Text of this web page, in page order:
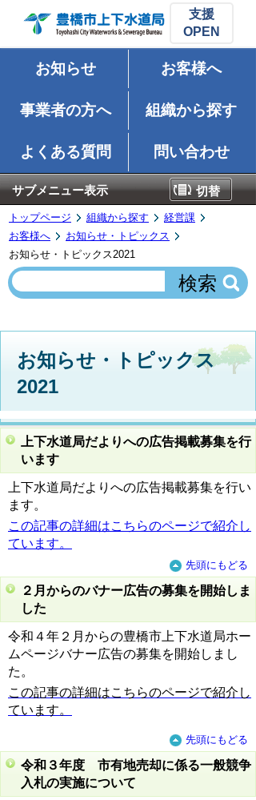
支援
お知らせ お客様へ
事業者の方へ 組織から探す
よくある質問 問い合わせ
サブメニュー表示 切替
トップページ 組織から探す
経営課
お客様へ
お知らせ・トピックス
お知らせ・トピックス2021
お知らせ・トピックス
2021
上下水道局だよりへの広告掲載募集を行
います
上下水道局だよりへの広告掲載募集を行い
ます。
この記事の詳細はこちらのページで紹介し
ています。
先頭にもどる
２月からのバナー広告の募集を開始しま
した
令和４年２月からの豊橋市上下水道局ホー
ムページバナー広告の募集を開始しまし
た。
この記事の詳細はこちらのページで紹介し
ています。
先頭にもどる
令和３年度 市有地売却に係る一般競争
入札の実施について